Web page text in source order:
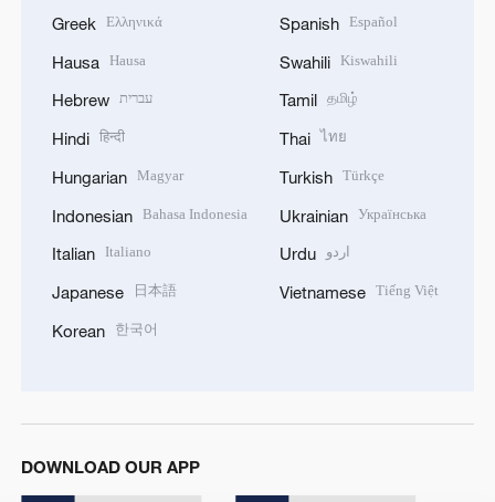
Greek Ελληνικά
Hausa Hausa
Hebrew עברית
Hindi हिन्दी
Hungarian Magyar
Indonesian Bahasa Indonesia
Italian Italiano
Japanese 日本語
Korean 한국어
Spanish Español
Swahili Kiswahili
Tamil தமிழ்
Thai ไทย
Turkish Türkçe
Ukrainian Українська
Urdu اردو
Vietnamese Tiếng Việt
DOWNLOAD OUR APP